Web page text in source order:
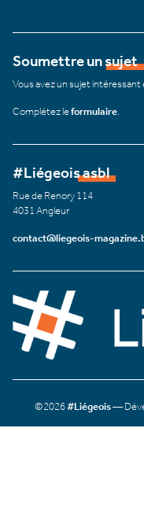
Soumettre un sujet
Vous avez un sujet
Complétez leformulaire
#Liégeois asbl
Rue de Renory 114
4031 Angleur
contact@liegeois-
©2026#Liégeois—